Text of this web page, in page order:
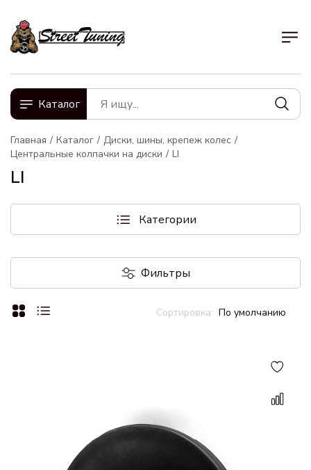
Каталог
Главная Каталог
Диски, шины, крепеж колес
Центральные колпачки на диски
LI
LI
Категории
Фильтры
По умолчанию